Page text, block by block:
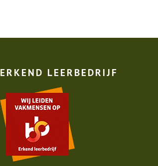
ERKEND LEERBEDRIJF